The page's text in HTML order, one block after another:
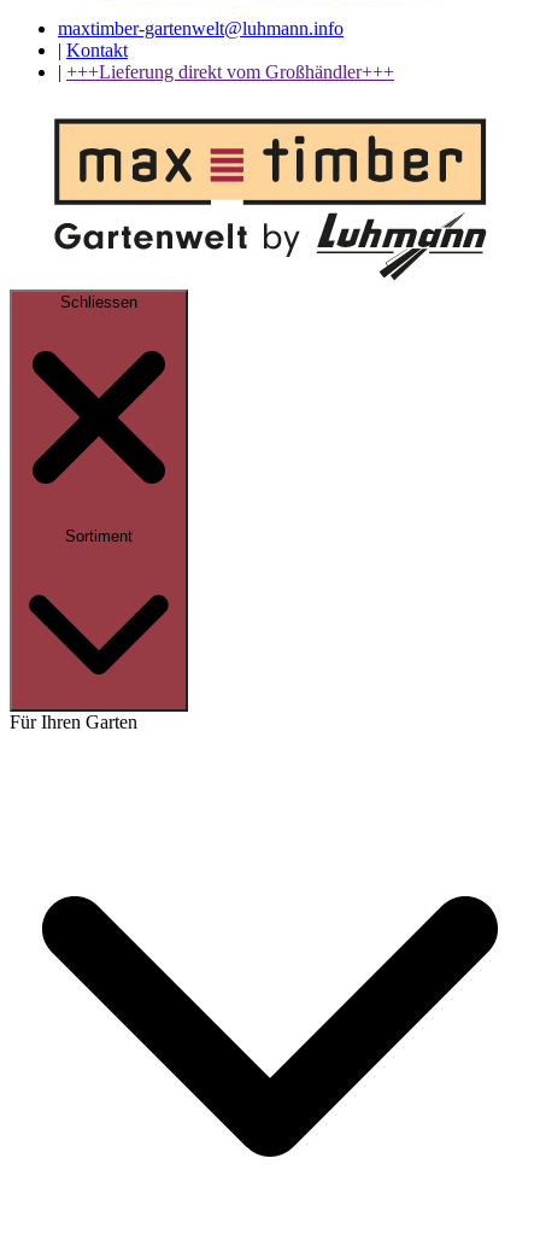
maxtimber-gartenwelt@luhmann.info
| Kontakt
| +++Lieferung direkt vom Großhändler+++
Schliessen
Sortiment
Für Ihren Garten